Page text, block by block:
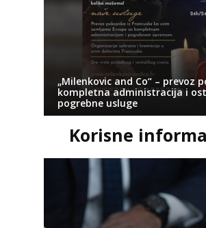
„Milenkovic and Co“ – prevoz
kompletna administracija i
pogrebne usluge
Korisne